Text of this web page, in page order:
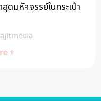
ดมหัศจรรย์ในกระเป๋า
+